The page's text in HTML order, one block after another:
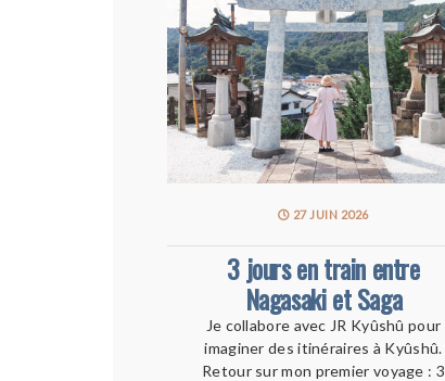
27 JUIN 2026
3 jours en train entre
Nagasaki et Saga
Je collabore avec JR Kyûshû pour
imaginer des itinéraires à Kyûshû.
Retour sur mon premier voyage : 3